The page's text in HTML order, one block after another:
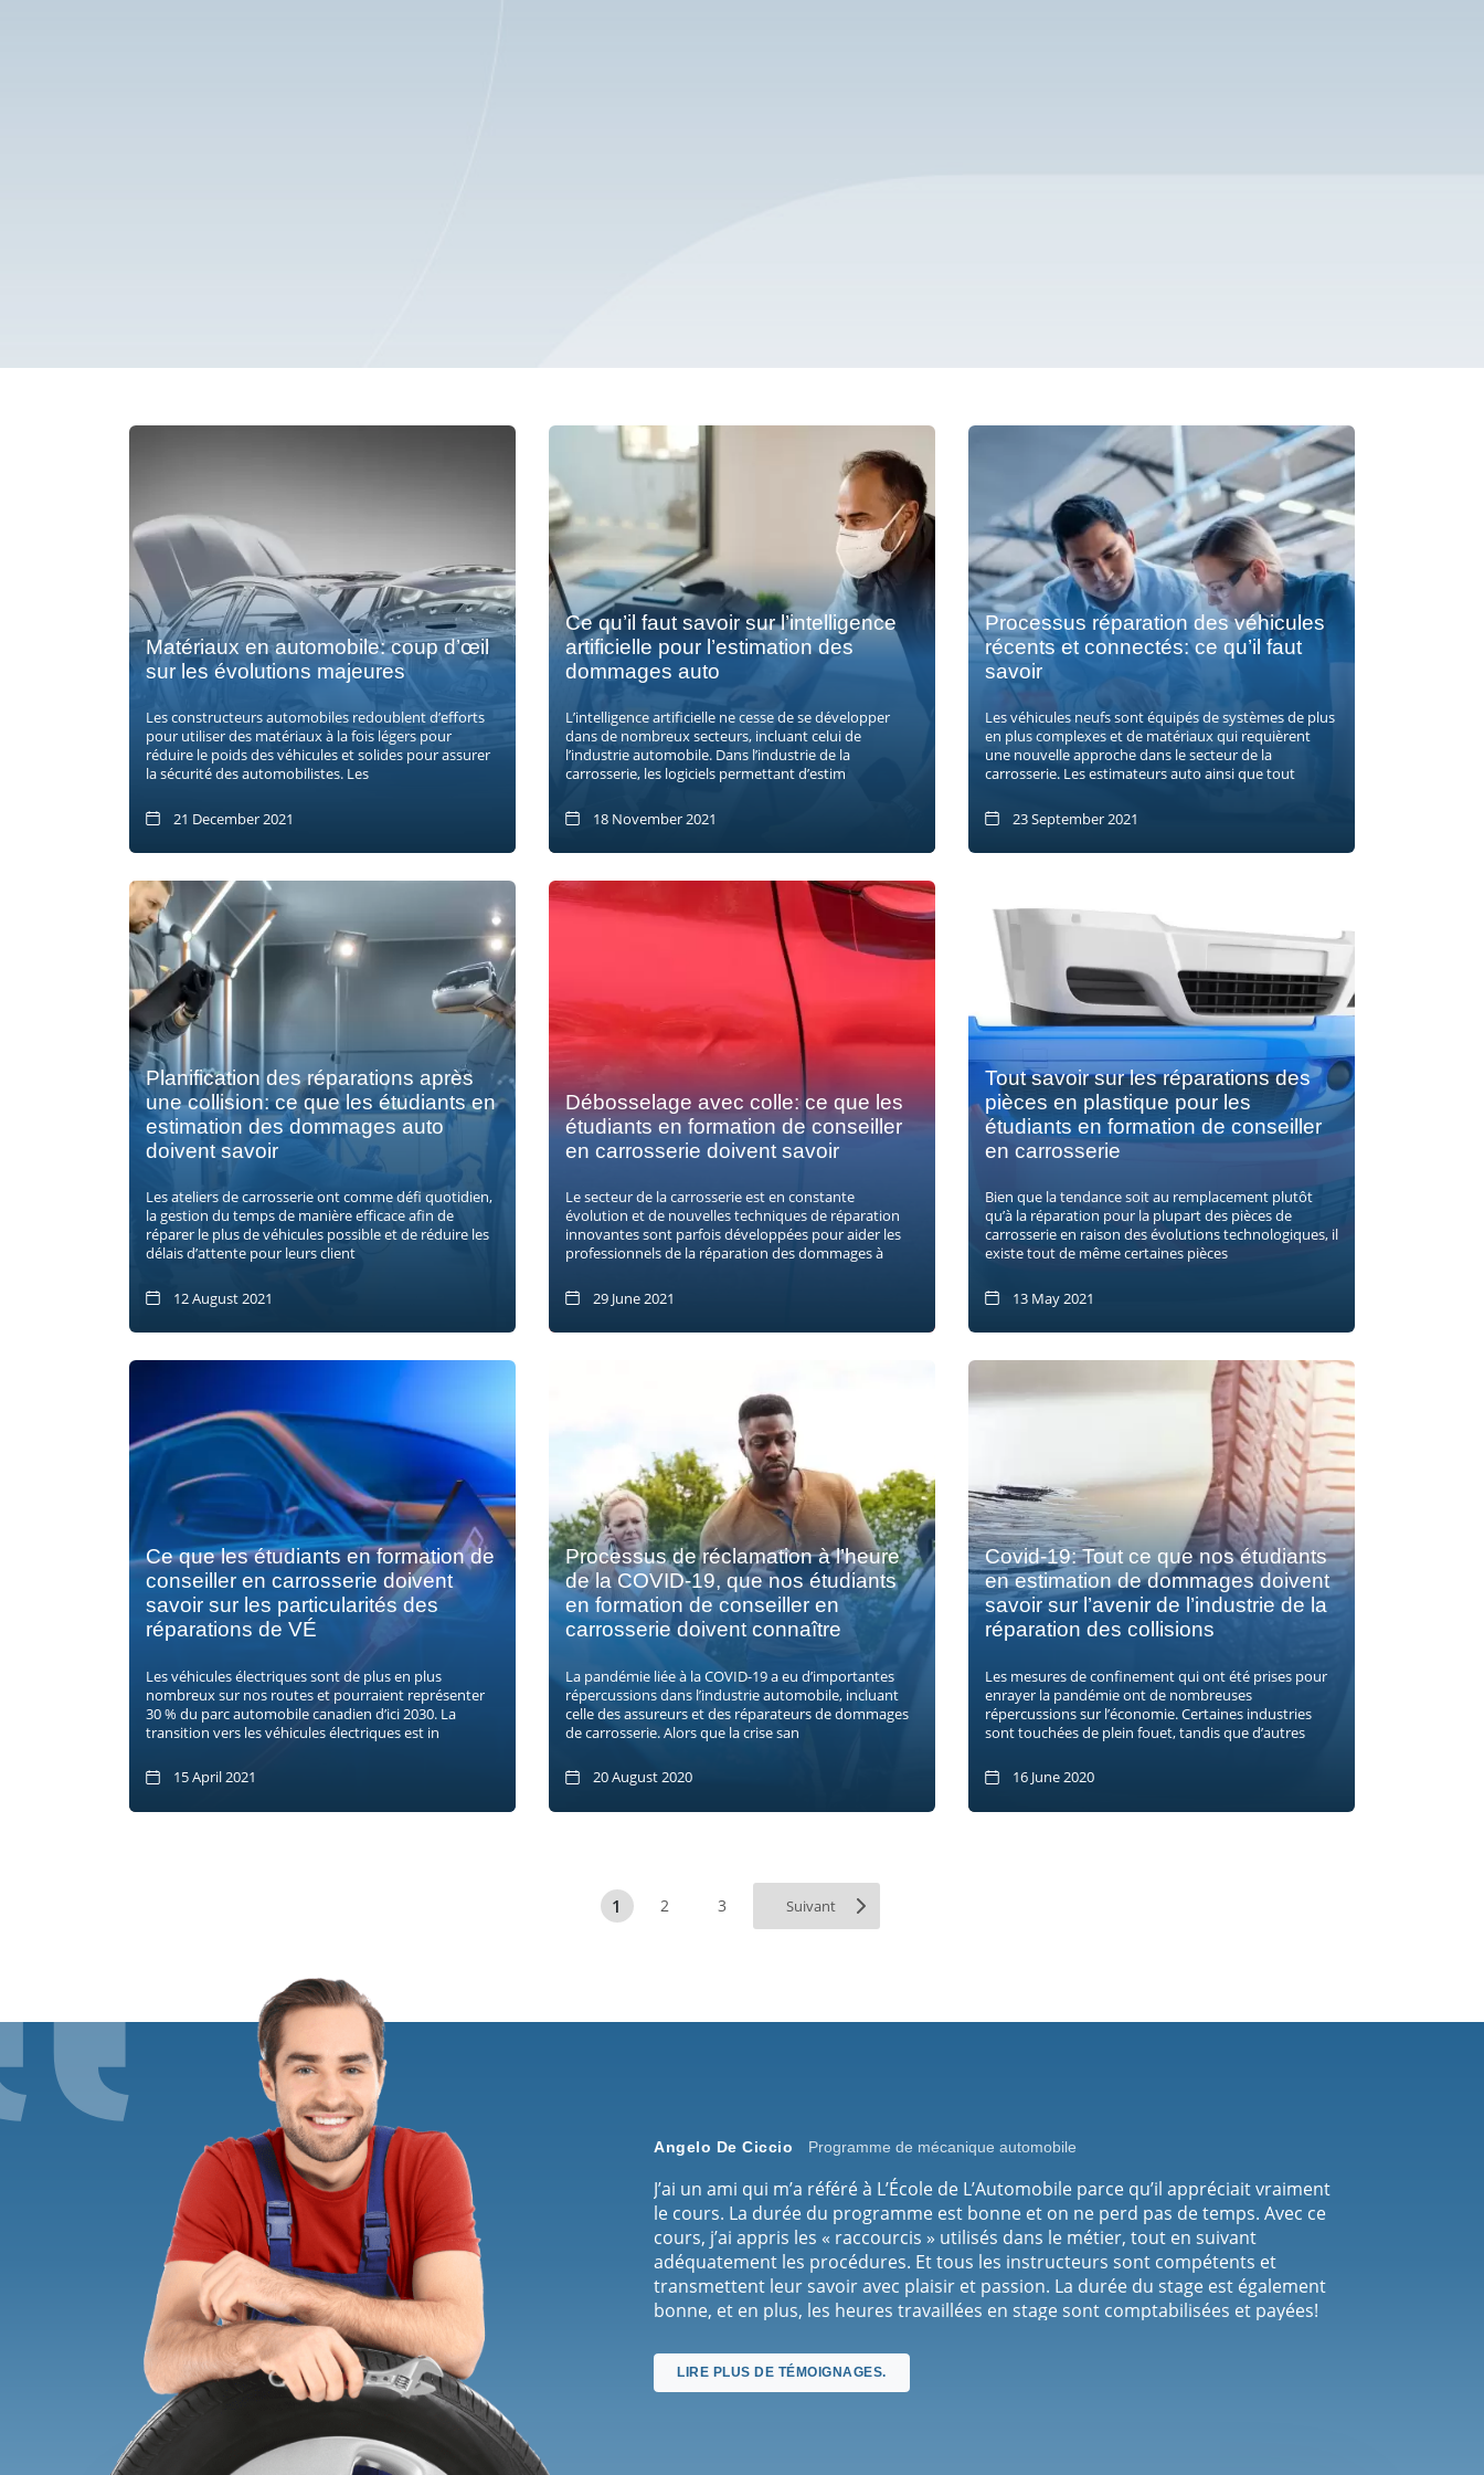
Matériaux en automobile: coup d’œil
sur les évolutions majeures
Les constructeurs automobiles redoublent d’efforts
pour utiliser des matériaux à la fois légers pour
réduire le poids des véhicules et solides pour assurer
la sécurité des automobilistes. Les
21 December 2021
Ce qu’il faut savoir sur l’intelligence
artificielle pour l’estimation des
dommages auto
L’intelligence artificielle ne cesse de se développer
dans de nombreux secteurs, incluant celui de
l’industrie automobile. Dans l’industrie de la
carrosserie, les logiciels permettant d’estim
18 November 2021
Processus réparation des véhicules
récents et connectés: ce qu’il faut
savoir
Les véhicules neufs sont équipés de systèmes de plus
en plus complexes et de matériaux qui requièrent
une nouvelle approche dans le secteur de la
carrosserie. Les estimateurs auto ainsi que tout
23 September 2021
Planification des réparations après
une collision: ce que les étudiants en
estimation des dommages auto
doivent savoir
Les ateliers de carrosserie ont comme défi quotidien,
la gestion du temps de manière efficace afin de
réparer le plus de véhicules possible et de réduire les
délais d’attente pour leurs client
12 August 2021
Débosselage avec colle: ce que les
étudiants en formation de conseiller
en carrosserie doivent savoir
Le secteur de la carrosserie est en constante
évolution et de nouvelles techniques de réparation
innovantes sont parfois développées pour aider les
professionnels de la réparation des dommages à
29 June 2021
Tout savoir sur les réparations des
pièces en plastique pour les
étudiants en formation de conseiller
en carrosserie
Bien que la tendance soit au remplacement plutôt
qu’à la réparation pour la plupart des pièces de
carrosserie en raison des évolutions technologiques, il
existe tout de même certaines pièces
13 May 2021
Ce que les étudiants en formation de
conseiller en carrosserie doivent
savoir sur les particularités des
réparations de VÉ
Les véhicules électriques sont de plus en plus
nombreux sur nos routes et pourraient représenter
30 % du parc automobile canadien d’ici 2030. La
transition vers les véhicules électriques est in
15 April 2021
Processus de réclamation à l’heure
de la COVID-19, que nos étudiants
en formation de conseiller en
carrosserie doivent connaître
La pandémie liée à la COVID-19 a eu d’importantes
répercussions dans l’industrie automobile, incluant
celle des assureurs et des réparateurs de dommages
de carrosserie. Alors que la crise san
20 August 2020
Covid-19: Tout ce que nos étudiants
en estimation de dommages doivent
savoir sur l’avenir de l’industrie de la
réparation des collisions
Les mesures de confinement qui ont été prises pour
enrayer la pandémie ont de nombreuses
répercussions sur l’économie. Certaines industries
sont touchées de plein fouet, tandis que d’autres
16 June 2020
1 2 3 Suivant
Angelo De Ciccio Programme de mécanique automobile
J’ai un ami qui m’a référé à L’École de L’Automobile parce qu’il appréciait vraiment
le cours. La durée du programme est bonne et on ne perd pas de temps. Avec ce
cours, j’ai appris les « raccourcis » utilisés dans le métier, tout en suivant
adéquatement les procédures. Et tous les instructeurs sont compétents et
transmettent leur savoir avec plaisir et passion. La durée du stage est également
bonne, et en plus, les heures travaillées en stage sont comptabilisées et payées!
anglais, c’est vraiment un bonus. Une autre chose qui est cool c’est que l’École
continue à t’aider, même après que tu ais fini ton cours. Je travaille
LIRE PLUS DE TÉMOIGNAGES.